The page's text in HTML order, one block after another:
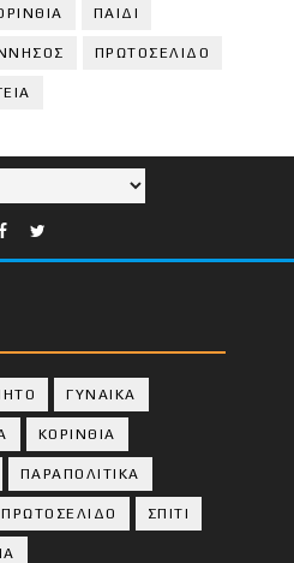
ΠΑΙΔΙ
ΠΡΩΤΟΣΕΛΙΔΟ
ΓΥΝΑΙΚΑ
ΚΟΡΙΝΘΙΑ
ΠΑΡΑΠΟΛΙΤΙΚΑ
ΠΡΩΤΟΣΕΛΙΔΟ ΣΠΙΤΙ